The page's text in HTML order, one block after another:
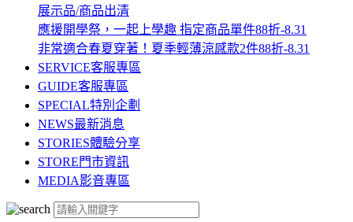
展示品/商品出清
應援開學祭，一起上學趣 指定商品單件88折-8.31
非常適合春夏穿著！夏季輕薄涼感款2件88折-8.31
SERVICE客服專區
GUIDE客服專區
SPECIAL特別企劃
NEWS最新消息
STORIES體驗分享
STORE門市資訊
MEDIA影音專區